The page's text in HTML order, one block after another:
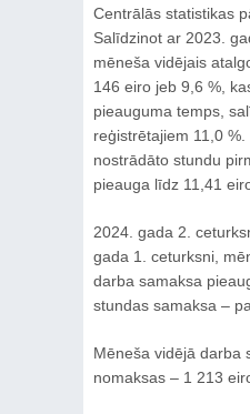
Centrālās statistikas
Salīdzinot ar 2023.
mēneša vidējais
146 eiro jeb 9,6 %,
pieauguma temps,
reģistrētajiem 11,0
nostrādāto stundu
pieauga līdz 11,41
2024. gada 2.
gada 1. ceturksni,
darba samaksa
stundas samaksa –
Mēneša vidējā darba
nomaksas – 1 213